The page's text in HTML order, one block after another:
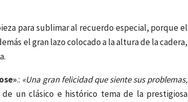
para sublimar al recuerdo especial, porque el
el gran lazo colocado a la altura de la cadera,
.: «Una gran felicidad que siente sus problemas,
de un clásico e histórico tema de la prestigiosa